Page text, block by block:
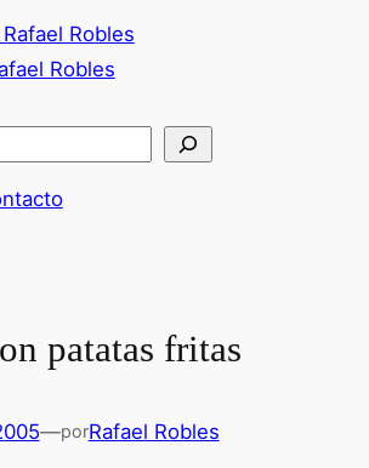
Robles
patatas fritas
—porRafael Robles